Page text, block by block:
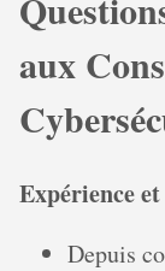
aux
Expérience
Depuis